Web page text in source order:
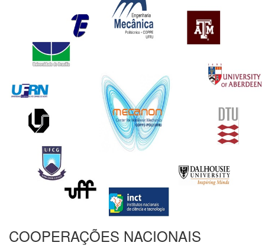
COOPERAÇÕES NACIONAIS